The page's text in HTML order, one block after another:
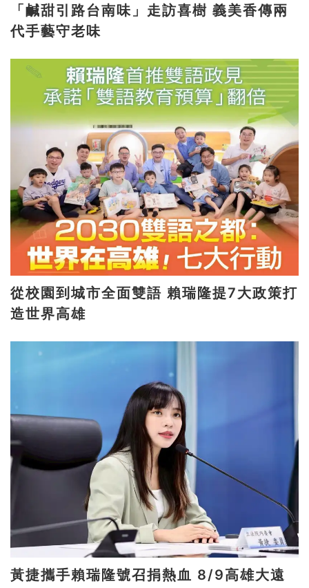
「鹹甜引路台南味」走訪喜樹 義美香傳兩
代手藝守老味
從校園到城市全面雙語 賴瑞隆提7大政策打
造世界高雄
黃捷攜手賴瑞隆號召捐熱血 8/9高雄大遠